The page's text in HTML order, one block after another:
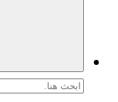
البحث